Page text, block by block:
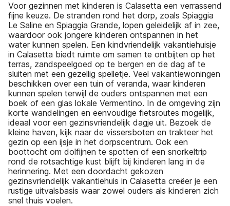
Voor gezinnen met kinderen is Calasetta een verrassend
fijne keuze. De stranden rond het dorp, zoals Spiaggia
Le Saline en Spiaggia Grande, lopen geleidelijk af in zee,
waardoor ook jongere kinderen ontspannen in het
water kunnen spelen. Een kindvriendelijk vakantiehuisje
in Calasetta biedt ruimte om samen te ontbijten op het
terras, zand­speelgoed op te bergen en de dag af te
sluiten met een gezellig spelletje. Veel vakantiewoningen
beschikken over een tuin of veranda, waar kinderen
kunnen spelen terwijl de ouders ontspannen met een
boek of een glas lokale Vermentino. In de omgeving zijn
korte wandelingen en eenvoudige fietsroutes mogelijk,
ideaal voor een gezinsvriendelijk dagje uit. Bezoek de
kleine haven, kijk naar de vissersboten en trakteer het
gezin op een ijsje in het dorpscentrum. Ook een
boottocht om dolfijnen te spotten of een snorkeltrip
rond de rotsachtige kust blijft bij kinderen lang in de
herinnering. Met een doordacht gekozen
gezinsvriendelijk vakantiehuis in Calasetta creëer je een
rustige uitvalsbasis waar zowel ouders als kinderen zich
snel thuis voelen.